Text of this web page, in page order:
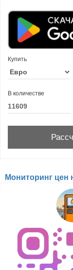
Купить
В количестве
Мониторинг цен